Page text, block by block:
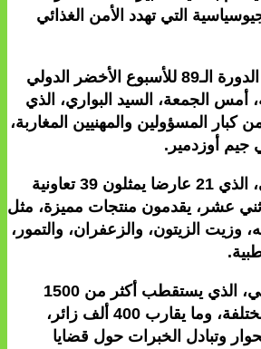
التي تهدد الأمن الغذائي
ويشارك المغرب في الدورة الـ89 للأسبوع الأخضر الدولي
الجمعة، السيد البواري، الذي
المسؤولين والمهنيين المغاربة،
أوزدمير.
ويضم الجناح المغربي، الذي 21 عارضا يمثلون 39 تعاونية
عشر، يقدمون منتجات مميزة، مثل
الزيتون، والزعفران، والتمور،
ويُعد هذا الحدث الدولي، الذي يستقطب أكثر من 1500
عارض من 60 دولة مختلفة، وما يقارب 400 ألف زائر،
وتبادل الخبرات حول قضايا